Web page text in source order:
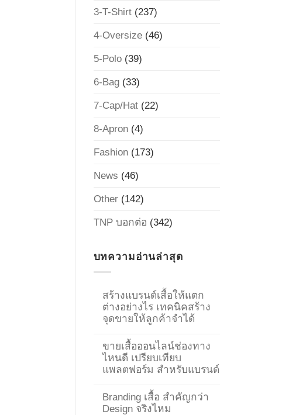
3-T-Shirt(237)
4-Oversize(46)
5-Polo(39)
6-Bag(33)
7-Cap/Hat(22)
8-Apron(4)
Fashion(173)
News (46)
Other(142)
TNP บอกต่อ (342)
บทความอ่านล่าสุด
สร้างแบรนด์เสื้อให้แตก
ต่างอย่างไร เทคนิคสร้าง
จุดขายให้ลูกค้าจำได้
ขายเสื้อออนไลน์ช่องทาง
ไหนดี เปรียบเทียบ
แพลตฟอร์ม สำหรับแบรนด์
Branding เสื้อ สำคัญกว่า
Design จริงไหม